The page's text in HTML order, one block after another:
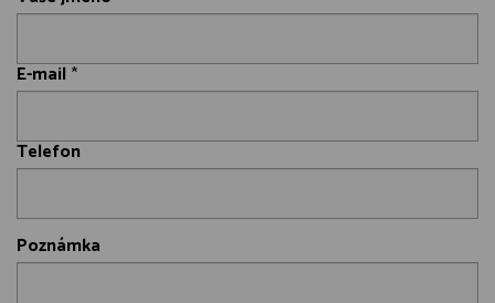
E-mail *
Telefon
Poznámka